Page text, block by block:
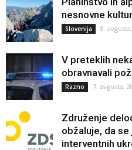
nesnovne
Slovenija 8.
V preteklih
obravnavali
Razno 7. avgusta,
Združenje
obžaluje, da
interventnih